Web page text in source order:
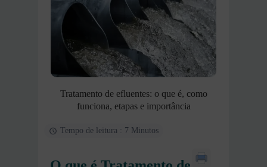
Tratamento de efluentes: o que é, como
funciona, etapas e importância
Tempo de leitura : 7 Minutos